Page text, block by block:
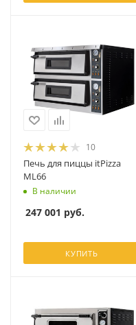
10
Печь для пиццы itPizza
ML66
В наличии
247 001 руб.
КУПИТЬ